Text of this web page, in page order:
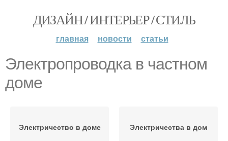
ДИЗАЙН / ИНТЕРЬЕР / СТИЛЬ
главная новости статьи
Электропроводка в частном
доме
Электричество в доме Электричества в дом